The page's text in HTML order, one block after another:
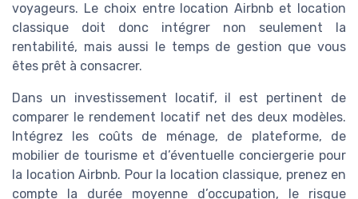
voyageurs. Le choix entre location Airbnb et location
classique doit donc intégrer non seulement la
rentabilité, mais aussi le temps de gestion que vous
êtes prêt à consacrer.
Dans un investissement locatif, il est pertinent de
comparer le rendement locatif net des deux modèles.
Intégrez les coûts de ménage, de plateforme, de
mobilier de tourisme et d’éventuelle conciergerie pour
la location Airbnb. Pour la location classique, prenez en
compte la durée moyenne d’occupation, le risque